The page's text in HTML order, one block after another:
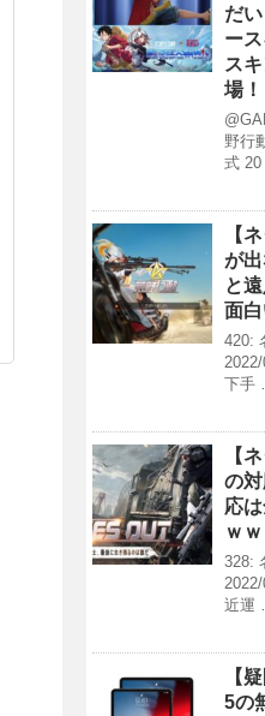
だ
ー
ス
場！
野行
式
【
が
と
面
420:
下手
【
の
応
ｗ
328:
近運
【
5の